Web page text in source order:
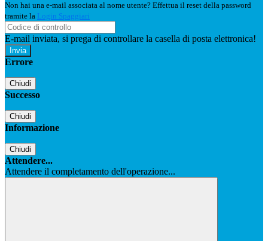
Non hai una e-mail associata al nome utente? Effettua il reset della password
tramite la Login Spaggiari
E-mail inviata, si prega di controllare la casella di posta elettronica!
Errore
Chiudi
Successo
Chiudi
Informazione
Chiudi
Attendere...
Attendere il completamento dell'operazione...